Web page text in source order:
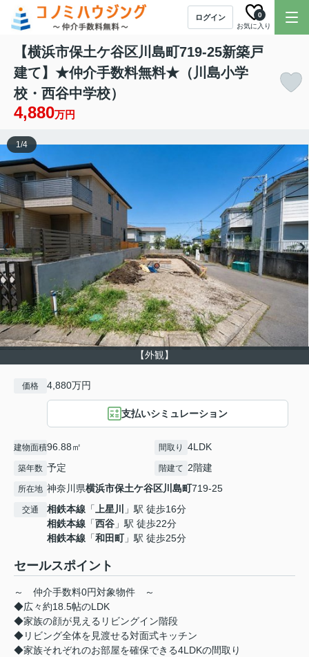
ログイン
お気に入り
0
【横浜市保土ケ谷区川島町719-25新築戸
建て】★仲介手数料無料★（川島小学
校・西谷中学校）
4,880万円
【外観】
1/4
価格 4,880万円
支払いシミュレーション
建物面積96.88㎡ 間取り 4LDK
築年数 予定 階建て 2階建
所在地 神奈川県横浜市保土ケ谷区川島町719-25
交通 相鉄本線 「上星川
」駅 徒歩16分
相鉄本線 「西谷 」駅 徒歩22分
相鉄本線 「和田町」駅 徒歩25分
セールスポイント
～ 仲介手数料0円対象物件 ～
◆広々約18.5帖のLDK
◆家族の顔が見えるリビングイン階段
◆リビング全体を見渡せる対面式キッチン
◆家族それぞれのお部屋を確保できる4LDKの間取り